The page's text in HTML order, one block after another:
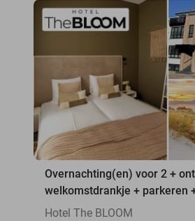
Overnachting(en) voor 2 +
welkomstdrankje + parkeren
Hotel The BLOOM